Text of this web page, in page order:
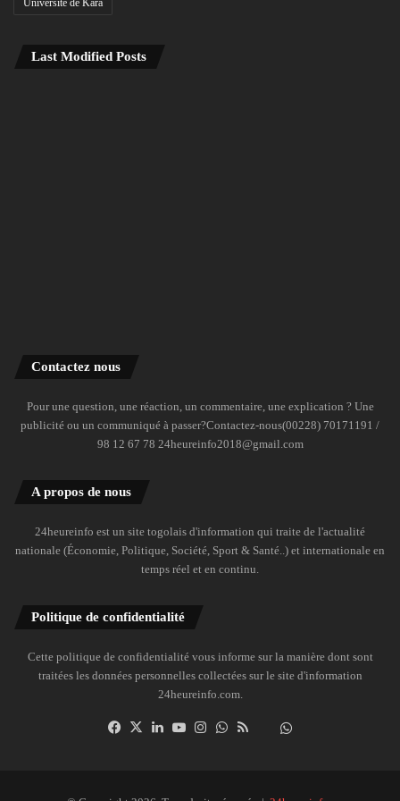
Last Modified Posts
Contactez nous
Pour une question, une réaction, un commentaire, une explication ? Une
publicité ou un communiqué à passer?Contactez-nous(00228) 70171191 /
98 12 67 78 24heureinfo2018@gmail.com
A propos de nous
24heureinfo est un site togolais d'information qui traite de l'actualité
nationale (Économie, Politique, Société, Sport & Santé..) et internationale en
temps réel et en continu.
Politique de confidentialité
Cette politique de confidentialité vous informe sur la manière dont sont
traitées les données personnelles collectées sur le site d'information
24heureinfo.com.
Facebook
X LinkedinYouTubeInstagramWhatsAppDailymotion